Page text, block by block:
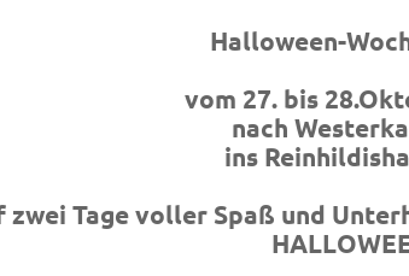
Halloween-
vom 27. bis
nach
ins
zwei Tage voller Spaß und